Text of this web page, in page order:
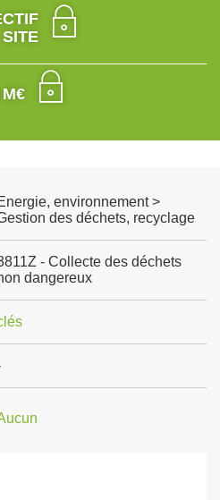
SITE
environnement >
des déchets, recyclage
- Collecte des déchets
dangereux